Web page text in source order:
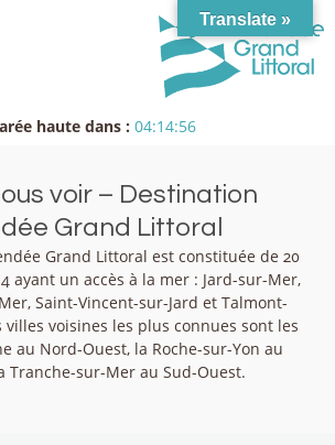
haute dans : 04:14:56
voir – Destination
Grand Littoral
Grand Littoral est constituée de 20
ayant un accès à la mer : Jard-sur-Mer,
Saint-Vincent-sur-Jard et Talmont-
villes voisines les plus connues sont les
au Nord-Ouest, la Roche-sur-Yon au
Tranche-sur-Mer au Sud-Ouest.
Translate »